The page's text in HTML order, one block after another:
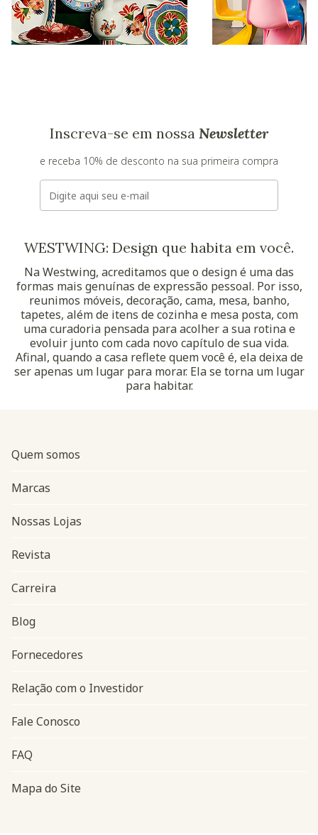
Inscreva-se em nossa Newsletter
e receba 10% de desconto na sua primeira compra
E-mail
WESTWING: Design que habita em você.
Na Westwing, acreditamos que o design é uma das
formas mais genuínas de expressão pessoal. Por isso,
reunimos móveis, decoração, cama, mesa, banho,
tapetes, além de itens de cozinha e mesa posta, com
uma curadoria pensada para acolher a sua rotina e
evoluir junto com cada novo capítulo de sua vida.
Afinal, quando a casa reflete quem você é, ela deixa de
ser apenas um lugar para morar. Ela se torna um lugar
para habitar.
Navegação do rodapé
Quem somos
Marcas
Nossas Lojas
Revista
Carreira
Blog
Fornecedores
Relação com o Investidor
Fale Conosco
FAQ
Mapa do Site